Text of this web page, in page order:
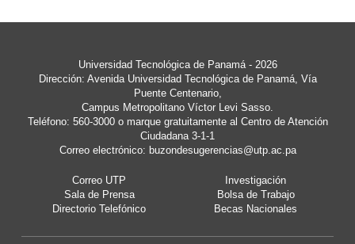
Universidad Tecnológica de Panamá - 2026
Dirección: Avenida Universidad Tecnológica de Panamá, Vía
Puente Centenario,
Campus Metropolitano Víctor Levi Sasso.
Teléfono: 560-3000 o marque gratuitamente al Centro de Atención
Ciudadana 3-1-1
Correo electrónico: buzondesugerencias@utp.ac.pa
Correo UTP
Investigación
Sala de Prensa
Bolsa de Trabajo
Directorio Telefónico
Becas Nacionales